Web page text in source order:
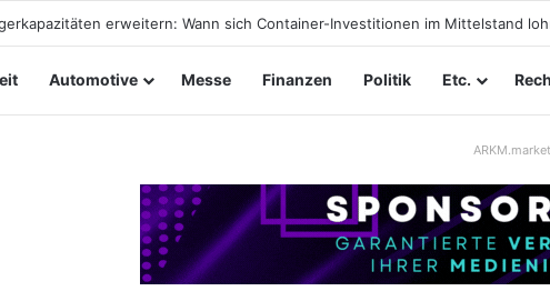
im Mittelstand: Absperrkonzepte für temporäre
Automotive Messe Finanzen Politik Etc.